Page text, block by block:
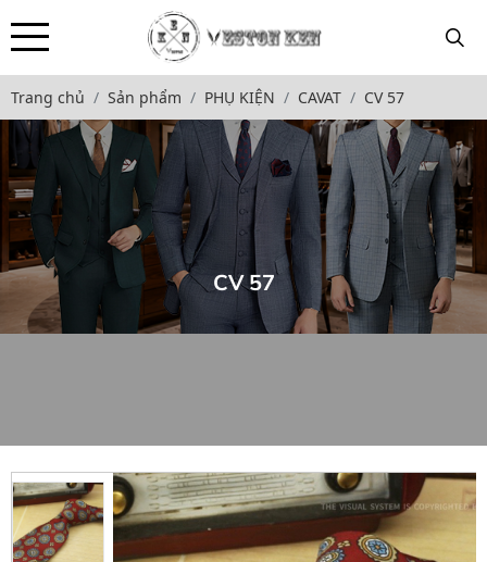
Trang chủ Sản phẩm PHỤ KIỆN CAVAT CV 57
CV 57